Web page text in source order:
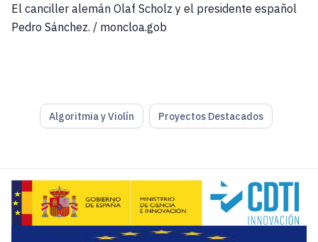
El canciller alemán Olaf Scholz y el presidente español
Pedro Sánchez. / moncloa.gob
Es una de las declaraciones más explícitamente
“Para plagiar a uno de mis predecesores”, añadía Macron
Algoritmia y Violín Proyectos Destacados